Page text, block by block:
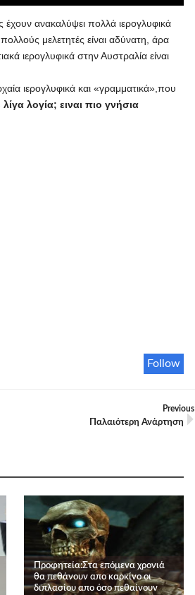
ανακαλύψει πολλά ιερογλυφικά
μελετητές είναι αδύνατη, άρα
ιερογλυφικά στην Αυστραλία είναι
ιερογλυφικά και «γραμματικά»,που
λογία; ειναι πιο γνήσια
Follow
Previous
Παλαιότερη Ανάρτηση
Προφητεία:Στα επόμενα χρονιά
θα πεθάνουν απο καρκίνο οι
διπλασίου απο όσο πεθαίνουν